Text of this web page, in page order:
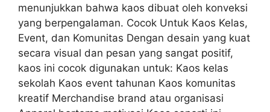
menunjukkan bahwa kaos dibuat oleh konveksi
yang berpengalaman. Cocok Untuk Kaos Kelas,
Event, dan Komunitas Dengan desain yang kuat
secara visual dan pesan yang sangat positif,
kaos ini cocok digunakan untuk: Kaos kelas
sekolah Kaos event tahunan Kaos komunitas
kreatif Merchandise brand atau organisasi